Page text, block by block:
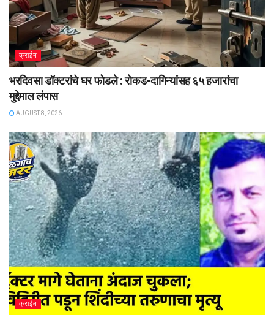
क्राईम
भरदिवसा डॉक्टरांचे घर फोडले : रोकड-दागिन्यांसह ६५ हजारांचा
मुद्देमाल लंपास
AUGUST 8, 2026
क्राईम